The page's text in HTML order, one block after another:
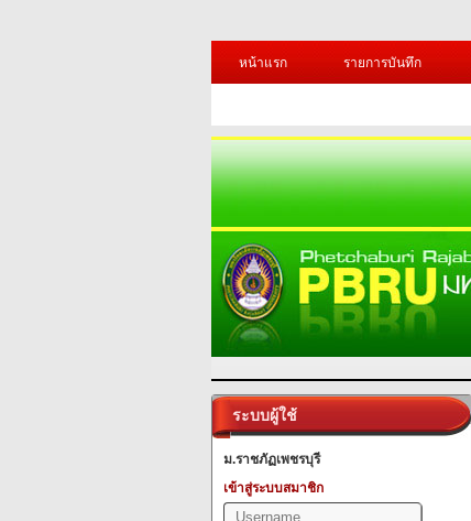
หน้าแรก
รายการบันทึก
ระบบผู้ใช้
ม.ราชภัฏเพชรบุรี
เข้าสู่ระบบสมาชิก